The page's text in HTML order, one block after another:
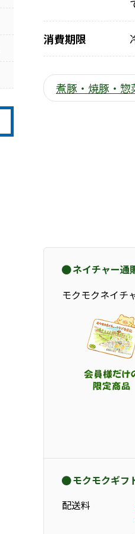
消費期限
煮豚・焼豚・
ネイチャー通
モクモクネイチ
モクモクギフ
配送料